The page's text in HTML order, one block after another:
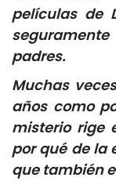
películas de
padres.
Muchas
años como
misterio rige
por qué de la
que también